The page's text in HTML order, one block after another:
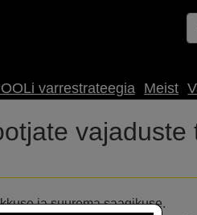
varrestrateegia Meist
ja suurema saagikuse.